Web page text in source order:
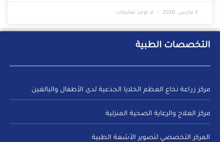
2 مارس، 2020 لا توجد تعليقات
التخصصات الطبية
مركز زراعة نخاع العظم الخلايا الجذعية لدى الأطفال والبالغين
مركز العلاج والرعاية الصحية المنزلية
المركز التخصصي لتصوير الأشعة الطبية